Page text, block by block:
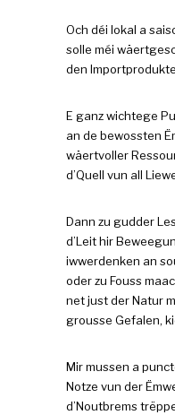
Och déi lokal a
solle méi
den
E ganz wichtege
an de bewossten
wäertvoller
d’Quell vun all
Dann zu gudder
d’Leit hir
iwwerdenken an
oder zu Fouss
net just der Natur
grousse Gefalen,
Mir mussen a
Notze vun der
d’Noutbrems